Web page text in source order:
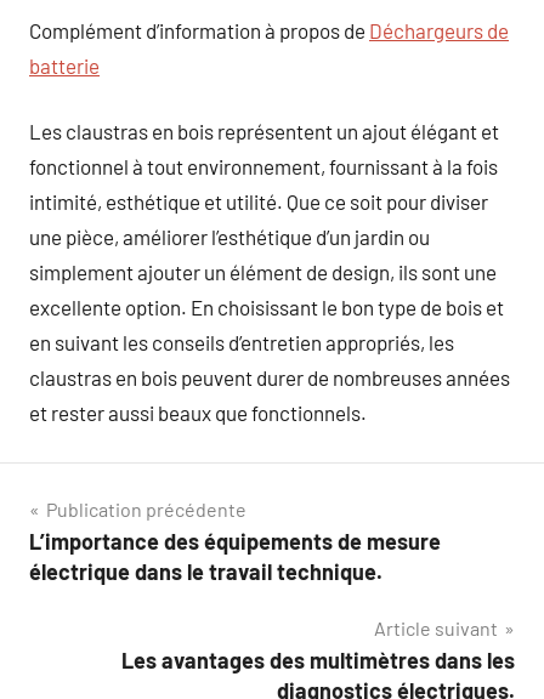
Complément d’information à propos de Déchargeurs de
batterie
Les claustras en bois représentent un ajout élégant et
fonctionnel à tout environnement, fournissant à la fois
intimité, esthétique et utilité. Que ce soit pour diviser
une pièce, améliorer l’esthétique d’un jardin ou
simplement ajouter un élément de design, ils sont une
excellente option. En choisissant le bon type de bois et
en suivant les conseils d’entretien appropriés, les
claustras en bois peuvent durer de nombreuses années
et rester aussi beaux que fonctionnels.
Navigation
de
Publication précédente
L’importance des équipements de mesure
électrique dans le travail technique.
Article suivant
Les avantages des multimètres dans les
diagnostics électriques.